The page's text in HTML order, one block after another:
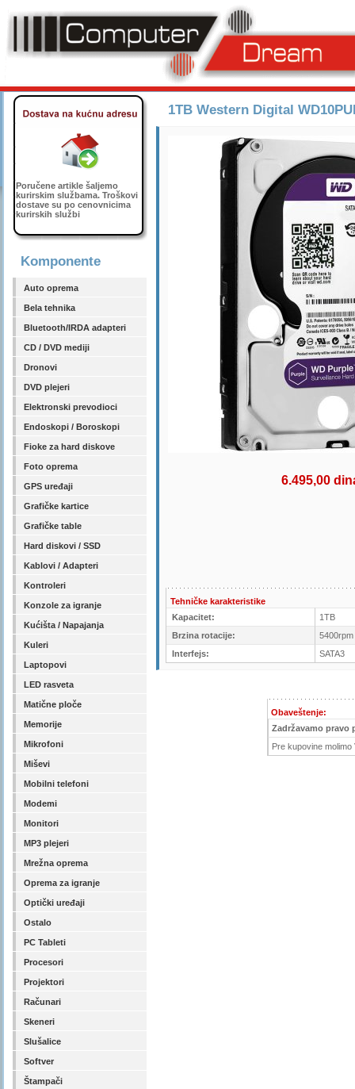
Poručene artikle šaljemo
kurirskim službama. Troškovi
dostave su po cenovnicima
kurirskih službi
Komponente
Auto oprema
Bela tehnika
Bluetooth/IRDA adapteri
CD / DVD mediji
Dronovi
DVD plejeri
Elektronski prevodioci
Endoskopi / Boroskopi
Fioke za hard diskove
Foto oprema
GPS uređaji
Grafičke kartice
Grafičke table
Hard diskovi / SSD
Kablovi / Adapteri
Kontroleri
Konzole za igranje
Kućišta / Napajanja
Kuleri
Laptopovi
LED rasveta
Matične ploče
Memorije
Mikrofoni
Miševi
Mobilni telefoni
Modemi
Monitori
MP3 plejeri
Mrežna oprema
Oprema za igranje
Optički uređaji
Ostalo
PC Tableti
Procesori
Projektori
Računari
Skeneri
Slušalice
Softver
Štampači
1TB Western Digital
6.495,00
Tehničke karakteristike
Kapacitet:
1TB
Brzina rotacije:
5400rpm
Interfejs:
SATA3
Obaveštenje:
Zadržavamo pravo
Pre kupovine